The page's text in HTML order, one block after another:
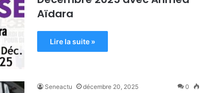
Aïdara
Lire la suite »
Seneactu décembre 20, 2025 0